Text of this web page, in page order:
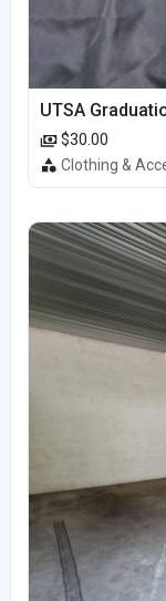
UTSA
$30.00
Clothing &